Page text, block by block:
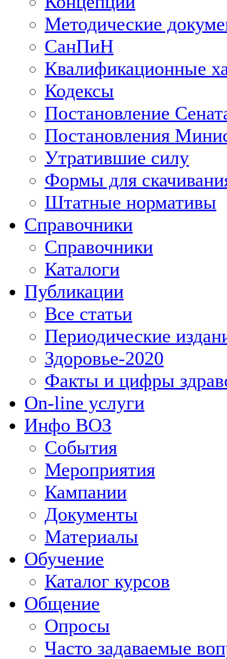
Методические
СанПиН
Квалификационные
Кодексы
Постановление
Постановления
Утратившие силу
Формы для
Штатные нормативы
Справочники
Справочники
Каталоги
Публикации
Все статьи
Периодические
Здоровье-2020
Факты и цифры
On-line услуги
Инфо ВОЗ
События
Мероприятия
Кампании
Документы
Материалы
Обучение
Каталог курсов
Общение
Опросы
Часто задаваемые